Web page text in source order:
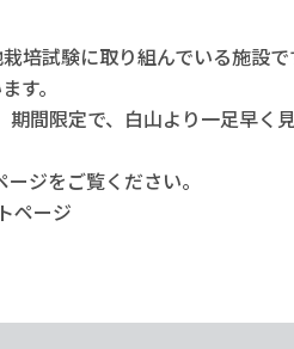
培試験に取り組んでいる施設で
す。
間限定で、白山より一足早く
ジをご覧ください。
ページ